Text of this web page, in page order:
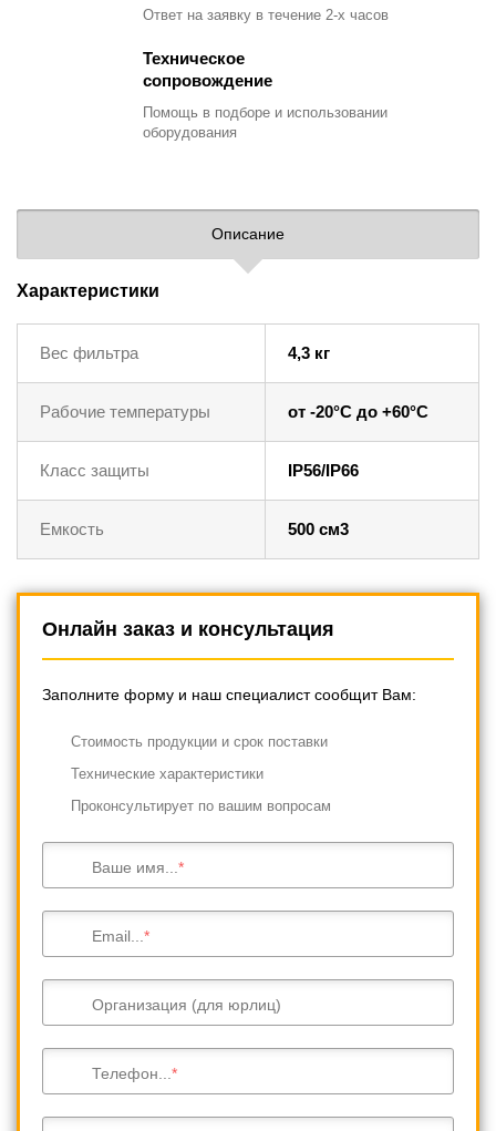
Ответ на заявку в течение 2-х часов
Техническое
сопровождение
Помощь в подборе и использовании
оборудования
Описание
Характеристики
Вес фильтра 4,3 кг
Рабочие температуры от -20°C до +60°C
Класс защиты IP56/IP66
Емкость 500 см3
Онлайн заказ и консультация
Заполните форму и наш специалист сообщит Вам:
Cтоимость продукции и срок поставки
Технические характеристики
Проконсультирует по вашим вопросам
Ваше имя...
Email...
Организация (для юрлиц)
Телефон...